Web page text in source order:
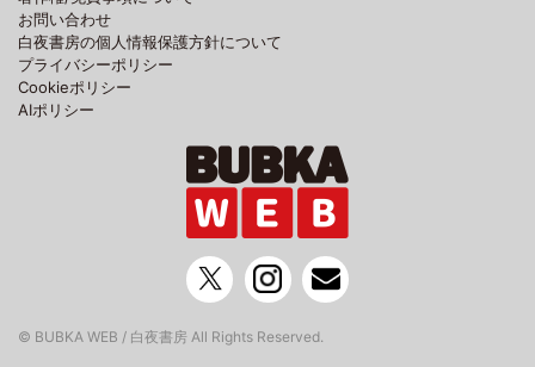
お問い合わせ
白夜書房の個人情報保護方針について
プライバシーポリシー
Cookieポリシー
AIポリシー
© BUBKA WEB / 白夜書房 All Rights Reserved.